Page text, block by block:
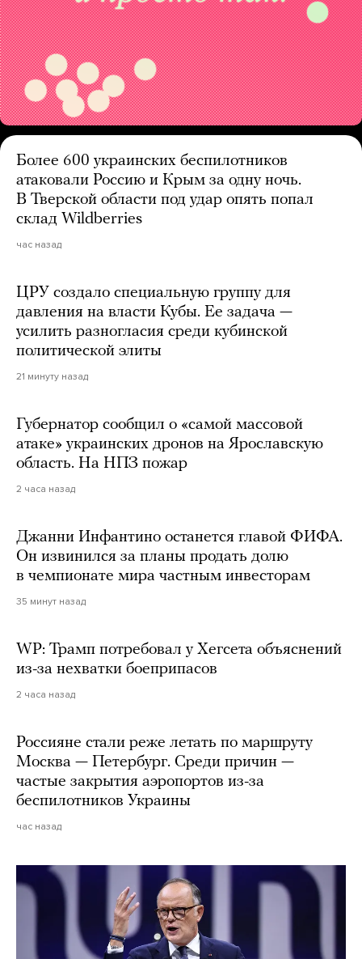
Более 600 украинских беспилотников
атаковали Россию и Крым за одну ночь.
В Тверской области под удар опять попал
склад Wildberries
час назад
ЦРУ создало специальную группу для
давления на власти Кубы. Ее задача —
усилить разногласия среди кубинской
политической элиты
21 минуту назад
Губернатор сообщил о «самой массовой
атаке» украинских дронов на Ярославскую
область. На НПЗ пожар
2 часа назад
Джанни Инфантино останется главой ФИФА.
Он извинился за планы продать долю
в чемпионате мира частным инвесторам
35 минут назад
WP: Трамп потребовал у Хегсета объяснений
из-за нехватки боеприпасов
2 часа назад
Россияне стали реже летать по маршруту
Москва — Петербург. Среди причин —
частые закрытия аэропортов из-за
беспилотников Украины
час назад